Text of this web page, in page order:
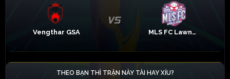
Vengthar GSA MLS FC Lawngtlai
THEO BẠN THÌ TRẬN NÀY TÀI HAY XỈU?